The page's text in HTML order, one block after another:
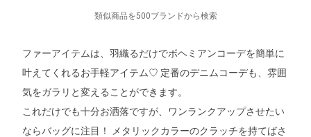
類似商品を500ブランドから検索
ファーアイテムは、羽織るだけでボヘミアンコーデを簡単に
叶えてくれるお手軽アイテム♡ 定番のデニムコーデも、雰囲
気をガラリと変えることができます。
これだけでも十分お洒落ですが、ワンランクアップさせたい
ならバッグに注目！ メタリックカラーのクラッチを持てばさ